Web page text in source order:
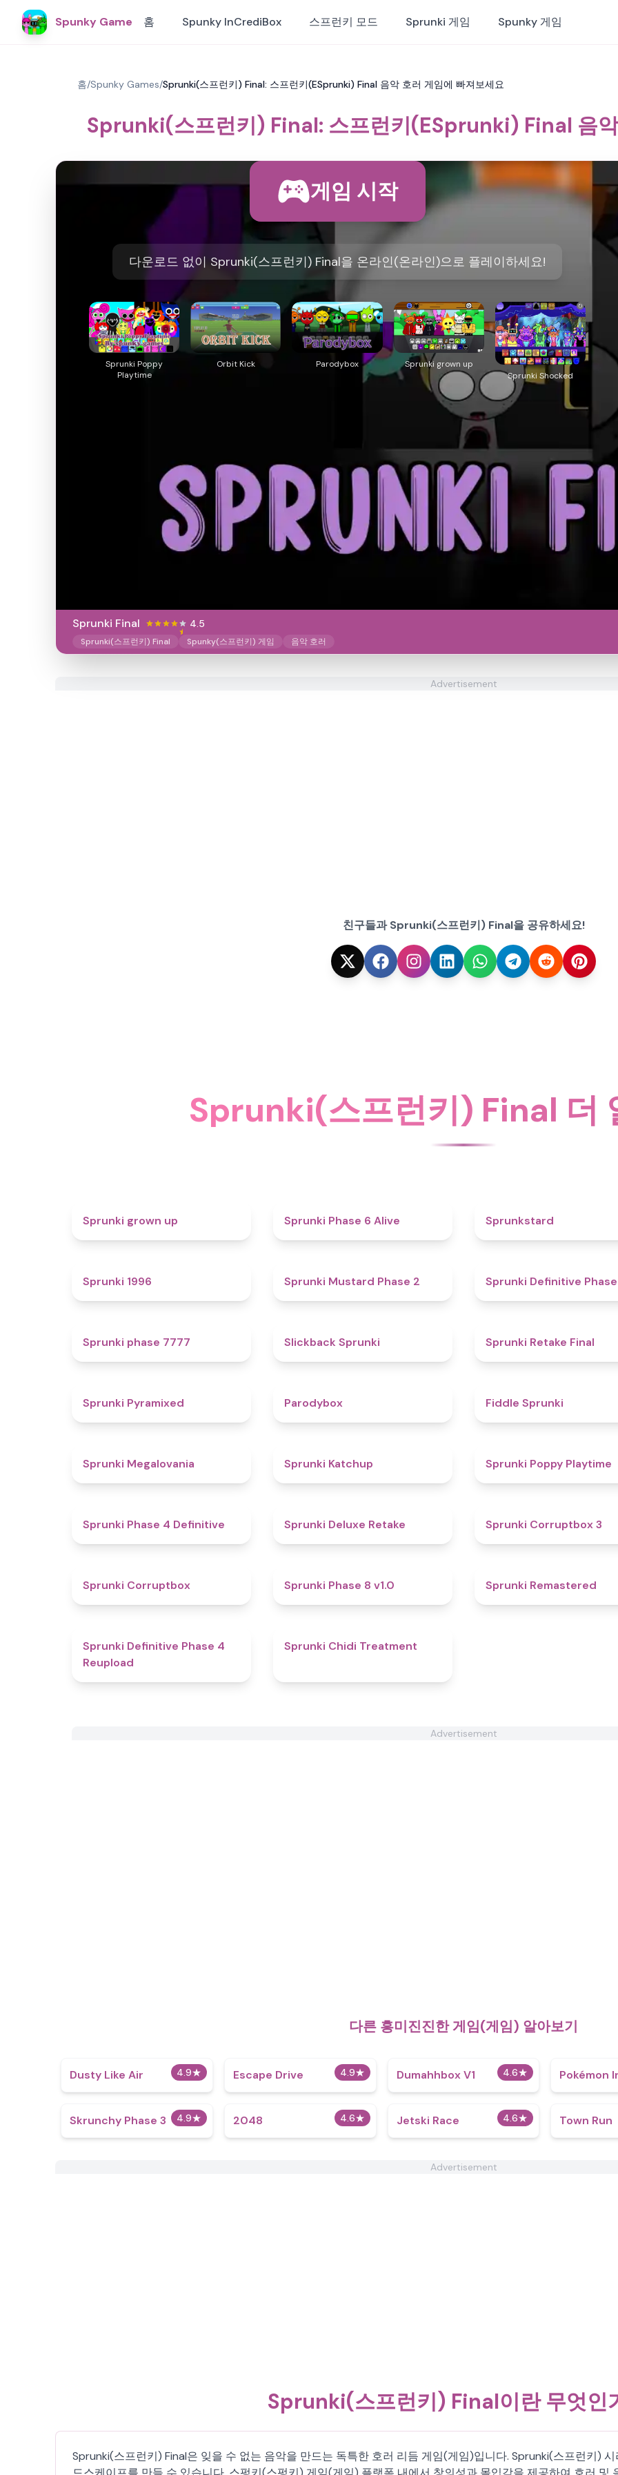
Spunky Game 홈 Spunky InCrediBox 스프런키 모드 Sprunki 게임 Spunky 게임
홈/Spunky Games/Sprunki(스프런키) Final: 스프런키(ESprunki) Final 음악 호러 게임에 빠져보세요
Sprunki(스프런키) Final: 스프런키(ESprunki) Final 음
게임 시작
다운로드 없이 Sprunki(스프런키) Final을 온라인(온라인)으로 플레이하세요!
Sprunki Poppy
Playtime
Orbit Kick Parodybox
Sprunki grown up
Sprunki Shocked
Sprunki Final 4.5
Sprunki(스프런키) Final Spunky(스프런키) 게임 음악 호러
Advertisement
친구들과 Sprunki(스프런키) Final을 공유하세요!
Sprunki(스프런키) Final 더
Sprunki grown up Sprunki Phase 6 Alive Sprunkstard
Sprunki 1996 Sprunki Mustard Phase 2 Sprunki Definitive
Sprunki phase 7777 Slickback Sprunki Sprunki Retake Final
Sprunki Pyramixed Parodybox Fiddle Sprunki
Sprunki Megalovania Sprunki Katchup Sprunki Poppy Playtime
Sprunki Phase 4 Definitive Sprunki Deluxe Retake Sprunki Corruptbox 3
Sprunki Corruptbox Sprunki Phase 8 v1.0 Sprunki Remastered
Sprunki Definitive Phase 4
Reupload
Sprunki Chidi Treatment
Advertisement
다른 흥미진진한 게임(게임) 알아보기
4.9★
Dusty Like Air 4.9★
Escape Drive 4.6★
Dumahhbox V1 Pokémon
4.9★
Skrunchy Phase 3 4.6★
2048 4.6★
Jetski Race Town Run
Advertisement
Sprunki(스프런키) Final이란 무엇인
Sprunki(스프런키) Final은 잊을 수 없는 음악을 만드는 독특한 호러 리듬 게임(게임)입니다. Sprunki(스프런키)